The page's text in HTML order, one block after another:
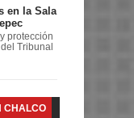
en la Sala
protección
Tribunal
CHALCO